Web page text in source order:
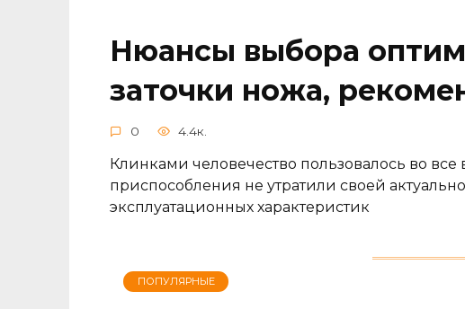
Нюансы выбора
заточки ножа,
0 4.4к.
Клинками человечество пользовалось во все
приспособления не утратили своей
эксплуатационных характеристик
ПОПУЛЯРНЫЕ